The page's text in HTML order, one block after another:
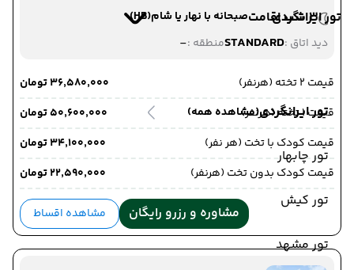
تور ایرانگردی
تور ایرانگردی(مشاهده همه)
تور چابهار
تور کیش
تور مشهد
3 شب اقامت
صبحانه با نهار یا شام(HB)
دید اتاق :STANDARDمنطقه :-
قیمت 2 تخته (هرنفر)
۳۶٬۵۸۰٬۰۰۰ تومان
قیمت 1 تخته (هرنفر)
۵۰٬۶۰۰٬۰۰۰ تومان
قیمت کودک با تخت (هر نفر)
۳۴٬۱۰۰٬۰۰۰ تومان
قیمت کودک بدون تخت (هرنفر)
۲۲٬۵۹۰٬۰۰۰ تومان
مشاوره و رزرو رایگان مشاهده اقساط